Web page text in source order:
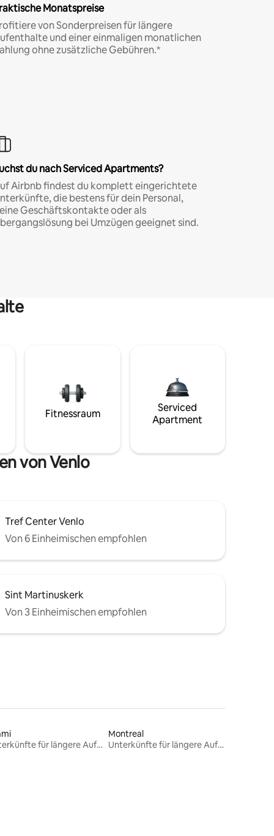
Monatspreise
von Sonderpreisen für längere
und einer einmaligen monatlichen
ohne zusätzliche Gebühren.*
du nach Serviced Apartments?
Airbnb findest du komplett eingerichtete
die bestens für dein Personal,
Geschäftskontakte oder als
bei Umzügen geeignet sind.
Fitnessraum
Serviced
Apartment
von Venlo
Tref Center Venlo
Von 6 Einheimischen empfohlen
Sint Martinuskerk
Von 3 Einheimischen empfohlen
Unterkünfte für längere Aufenthalte
Montreal
Unterkünfte für längere Aufenthalte